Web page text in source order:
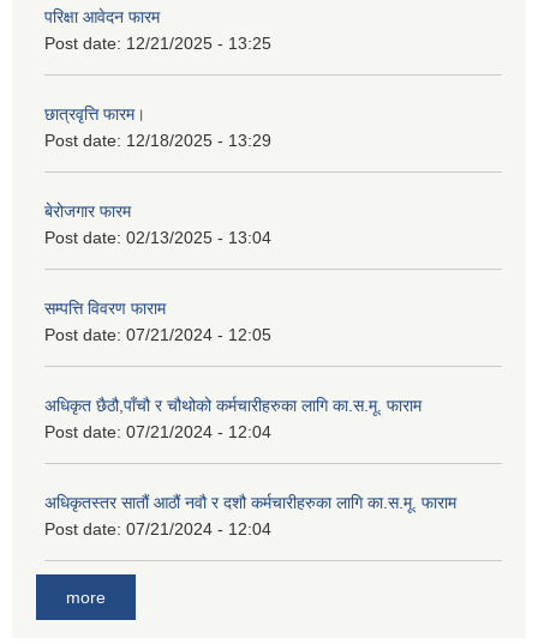
परिक्षा आवेदन फारम
Post date: 12/21/2025 - 13:25
छात्रवृत्ति फारम।
Post date: 12/18/2025 - 13:29
बेरोजगार फारम
Post date: 02/13/2025 - 13:04
सम्पत्ति विवरण फाराम
Post date: 07/21/2024 - 12:05
अधिकृत छैठौ,पाँचौ र चौथोको कर्मचारीहरुका लागि का.स.मू. फाराम
Post date: 07/21/2024 - 12:04
अधिकृतस्तर सातौं आठौं नवौ र दशौ कर्मचारीहरुका लागि का.स.मू. फाराम
Post date: 07/21/2024 - 12:04
more